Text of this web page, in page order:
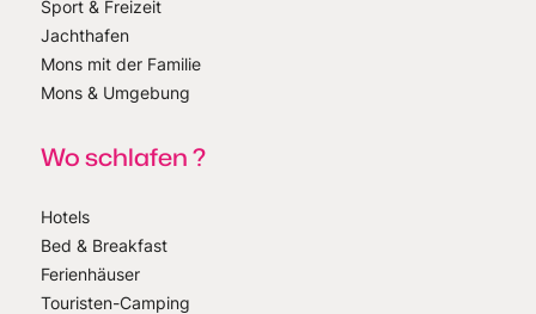
Sport & Freizeit
Jachthafen
Mons mit der Familie
Mons & Umgebung
Wo schlafen ?
Hotels
Bed & Breakfast
Ferienhäuser
Touristen-Camping